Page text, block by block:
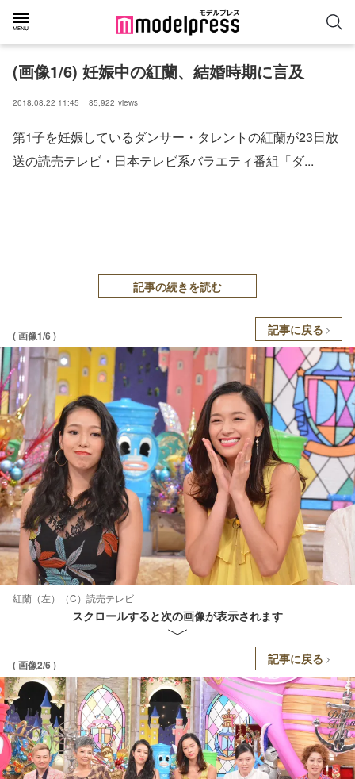
(画像1/6) 妊娠中の紅蘭、結婚時期に言及
2018.08.22 11:45 85,922 views
第1子を妊娠しているダンサー・タレントの紅蘭が23日放
送の読売テレビ・日本テレビ系バラエティ番組「ダ...
記事の続きを読む
( 画像1/6 ) 記事に戻る
紅蘭（左）（C）読売テレビ
スクロールすると次の画像が表示されます
( 画像2/6 ) 記事に戻る